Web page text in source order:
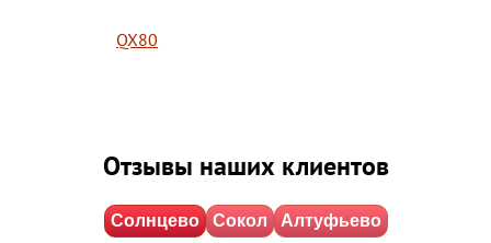
QX80
Отзывы наших клиентов
Солнцево Сокол Алтуфьево